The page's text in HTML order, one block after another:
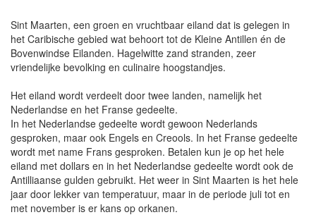
Sint Maarten, een groen en vruchtbaar eiland dat is gelegen in
het Caribische gebied wat behoort tot de Kleine Antillen én de
Bovenwindse Eilanden. Hagelwitte zand stranden, zeer
vriendelijke bevolking en culinaire hoogstandjes.
Het eiland wordt verdeelt door twee landen, namelijk het
Nederlandse en het Franse gedeelte.
In het Nederlandse gedeelte wordt gewoon Nederlands
gesproken, maar ook Engels en Creools. In het Franse gedeelte
wordt met name Frans gesproken. Betalen kun je op het hele
eiland met dollars en in het Nederlandse gedeelte wordt ook de
Antilliaanse gulden gebruikt. Het weer in Sint Maarten is het hele
jaar door lekker van temperatuur, maar in de periode juli tot en
met november is er kans op orkanen.